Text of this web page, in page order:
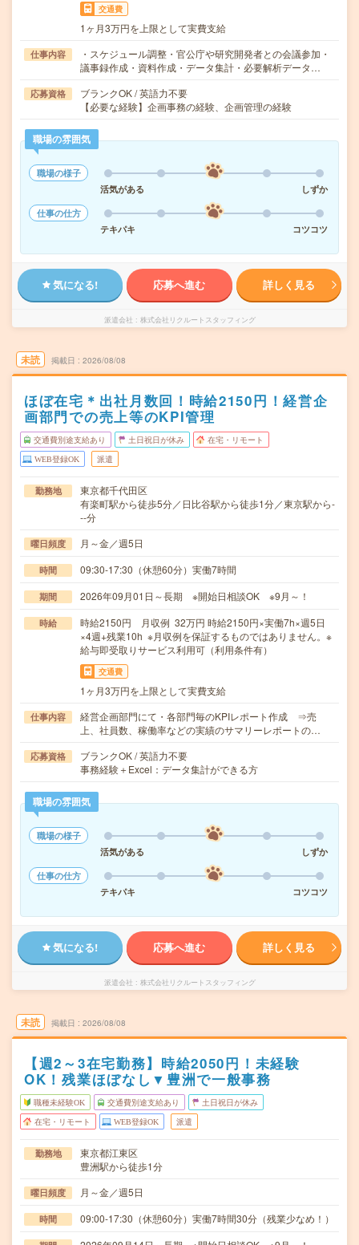
交通費
1ヶ月3万円を上限として実費支給
仕事内容
・スケジュール調整・官公庁や研究開発者との会議参加・
議事録作成・資料作成・データ集計・必要解析データ…
応募資格
ブランクOK / 英語力不要
【必要な経験】企画事務の経験、企画管理の経験
職場の雰囲気
職場の様子
活気がある
しずか
仕事の仕方
テキパキ
コツコツ
気になる! 応募へ進む 詳しく見る
派遣会社 株式会社リクルートスタッフィング
未読 掲載日 2026/08/08
ほぼ在宅＊出社月数回！時給2150円！経営企
画部門での売上等のKPI管理
交通費別途支給あり 土日祝日が休み 在宅・リモート
WEB登録OK 派遣
勤務地
東京都千代田区
有楽町駅から徒歩5分／日比谷駅から徒歩1分／東京駅から-
--分
曜日頻度 月～金／週5日
時間 09:30-17:30（休憩60分）実働7時間
期間 2026年09月01日～長期 ※開始日相談OK ※9月～！
時給
時給2150円 月収例 32万円 時給2150円×実働7h×週5日
×4週+残業10h ※月収例を保証するものではありません。※
給与即受取りサービス利用可（利用条件有）
交通費
1ヶ月3万円を上限として実費支給
仕事内容
経営企画部門にて・各部門毎のKPIレポート作成 ⇒売
上、社員数、稼働率などの実績のサマリーレポートの…
応募資格
ブランクOK / 英語力不要
事務経験＋Excel：データ集計ができる方
職場の雰囲気
職場の様子
活気がある
しずか
仕事の仕方
テキパキ
コツコツ
気になる! 応募へ進む 詳しく見る
派遣会社 株式会社リクルートスタッフィング
未読 掲載日 2026/08/08
【週2～3在宅勤務】時給2050円！未経験
OK！残業ほぼなし▼豊洲で一般事務
職種未経験OK 交通費別途支給あり 土日祝日が休み
在宅・リモート WEB登録OK 派遣
勤務地
東京都江東区
豊洲駅から徒歩1分
曜日頻度 月～金／週5日
時間 09:00-17:30（休憩60分）実働7時間30分（残業少なめ！）